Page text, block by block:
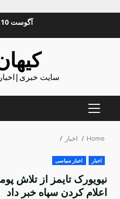
آگوست 10, 2026
سایت
PRIMARY
Home اخبار
اخبار اخبار سیاسی
نیویورک تایمز از تلاش
اعلام کردن سپاه خبر داد